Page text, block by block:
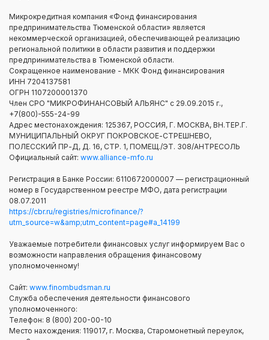
Микрокредитная компания «Фонд финансирования
предпринимательства Тюменской области» является
некоммерческой организацией, обеспечивающей реализацию
региональной политики в области развития и поддержки
предпринимательства в Тюменской области.
Сокращенное наименование - МКК Фонд финансирования
ИНН 7204137581
ОГРН 1107200001370
Член СРО "МИКРОФИНАНСОВЫЙ АЛЬЯНС" с 29.09.2015 г.,
+7(800)-555-24-99
Адрес местонахождения: 125367, РОССИЯ, Г. МОСКВА, ВН.ТЕР.Г.
МУНИЦИПАЛЬНЫЙ ОКРУГ ПОКРОВСКОЕ-СТРЕШНЕВО,
ПОЛЕССКИЙ ПР-Д, Д. 16, СТР. 1, ПОМЕЩ./ЭТ. 308/АНТРЕСОЛЬ
Официальный сайт: www.alliance-mfo.ru
Регистрация в Банке России: 6110672000007 — регистрационный
номер в Государственном реестре МФО, дата регистрации
08.07.2011
https://cbr.ru/registries/microfinance/?
utm_source=w&amp;utm_content=page#a_14199
Уважаемые потребители финансовых услуг информируем Вас о
возможности направления обращения финансовому
уполномоченному!
Сайт: www.finombudsman.ru
Служба обеспечения деятельности финансового
уполномоченного:
Телефон: 8 (800) 200-00-10
Место нахождения: 119017, г. Москва, Старомонетный переулок,